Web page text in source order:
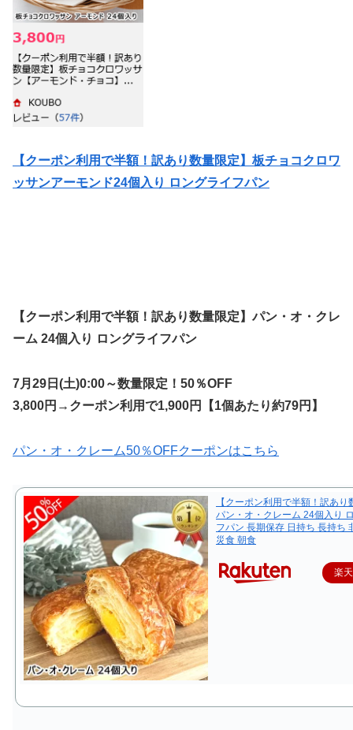
【クーポン利用で半額！訳あり数量限定】 板チョコクロワ
ッサンアーモンド24個 入り ロングライフパン
【クーポン利用で半額！訳あり数量限定】パン・オ・クレ
ーム 24個入り ロングライフパン
7月29日(土)0:00～数量限定！50％OFF
3,800円→クーポン利用で1,900円【1個あたり約79円】
パン・オ・クレーム50％OFFクーポンはこちら
【クーポン利用で半額！訳あり
パン・オ・クレーム 24個入り
フパン 長期保存 日持ち 長持ち
災食 朝食
楽